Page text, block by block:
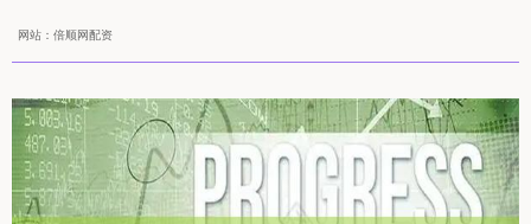
网站：倍顺网配资